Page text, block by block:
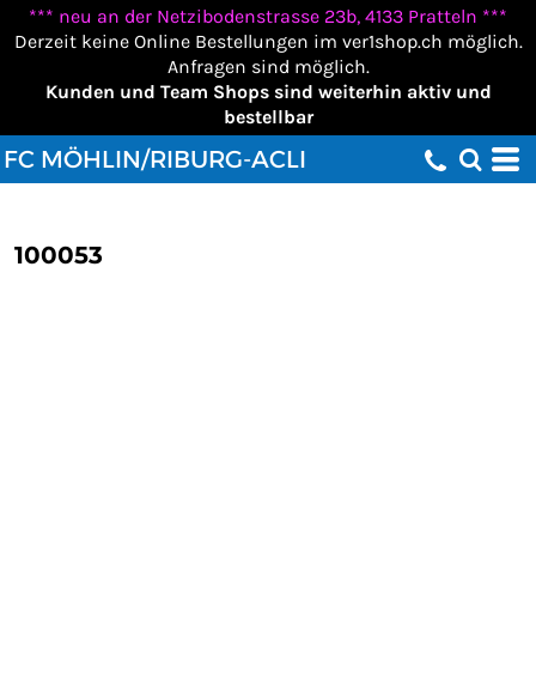
*** neu an der Netzibodenstrasse 23b, 4133 Pratteln ***
Derzeit keine Online Bestellungen im ver1shop.ch möglich.
Anfragen sind möglich.
Kunden und Team Shops sind weiterhin aktiv und
bestellbar
FC MÖHLIN/RIBURG-ACLI
100053